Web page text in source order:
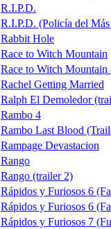
R.I.P.D.
R.I.P.D. (Policía del
Rabbit Hole
Race to Witch Mountain
Race to Witch Mountain
Rachel Getting Married
Ralph El Demoledor
Rambo 4
Rambo Last Blood
Rampage Devastacion
Rango
Rango (trailer 2)
Rápidos y Furiosos 6
Rápidos y Furiosos 6
Rápidos y Furiosos 7